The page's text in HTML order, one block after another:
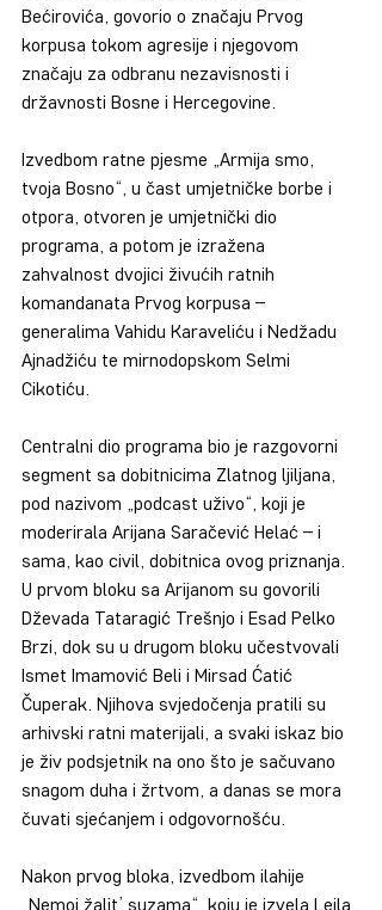
Bećirovića, govorio o značaju Prvog
korpusa tokom agresije i njegovom
značaju za odbranu nezavisnosti i
državnosti Bosne i Hercegovine.
Izvedbom ratne pjesme „Armija smo,
tvoja Bosno“, u čast umjetničke borbe i
otpora, otvoren je umjetnički dio
programa, a potom je izražena
zahvalnost dvojici živućih ratnih
komandanata Prvog korpusa –
generalima Vahidu Karaveliću i Nedžadu
Ajnadžiću te mirnodopskom Selmi
Cikotiću.
Centralni dio programa bio je razgovorni
segment sa dobitnicima Zlatnog ljiljana,
pod nazivom „podcast uživo“, koji je
moderirala Arijana Saračević Helać – i
sama, kao civil, dobitnica ovog priznanja.
U prvom bloku sa Arijanom su govorili
Dževada Tataragić Trešnjo i Esad Pelko
Brzi, dok su u drugom bloku učestvovali
Ismet Imamović Beli i Mirsad Ćatić
Čuperak. Njihova svjedočenja pratili su
arhivski ratni materijali, a svaki iskaz bio
je živ podsjetnik na ono što je sačuvano
snagom duha i žrtvom, a danas se mora
čuvati sjećanjem i odgovornošću.
Nakon prvog bloka, izvedbom ilahije
„Nemoj žalit’ suzama“, koju je izvela Lejla